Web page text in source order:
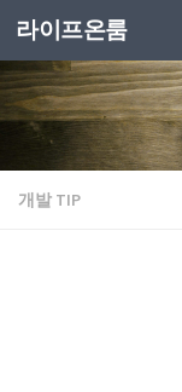
라이프온룸
개발 TIP